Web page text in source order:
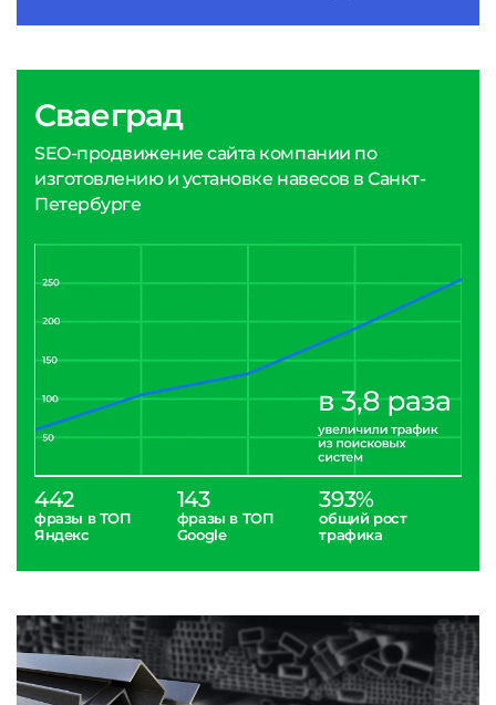
Сваеград
SEO-продвижение сайта компании по
изготовлению и установке навесов в Санкт-
Петербурге
442
фразы в ТОП
Яндекс
143
фразы в ТОП
Google
393%
общий рост
трафика